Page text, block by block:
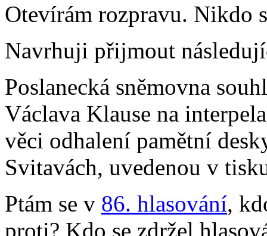
Otevírám rozpravu. Nikdo
Navrhuji přijmout
Poslanecká sněmovna
Václava Klause na
věci odhalení pamětní
Svitavách, uvedenou v
Ptám se v 86. hlasování,
proti? Kdo se zdržel